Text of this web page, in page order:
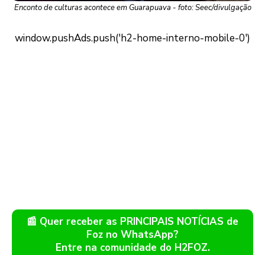
Enconto de culturas acontece em Guarapuava - foto: Seec/divulgação
📰 Quer receber as PRINCIPAIS NOTÍCIAS de
Foz no WhatsApp?
Entre na comunidade do H2FOZ.